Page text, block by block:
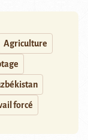
Agriculture
forcé